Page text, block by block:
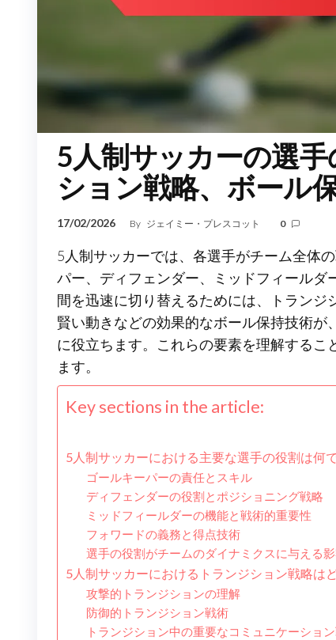
5人制サッカーの選
ション戦略、ボール
17/02/2026 By ジェイミー・プレスコット 0
5人制サッカーでは、各選手がチーム全体
パー、ディフェンダー、ミッドフィール
間を迅速に切り替えるためには、トラン
賢い動きなどの効果的なボール保持技術
に役立ちます。これらの要素を理解する
ます。
Key sections in the article:
5人制サッカーにおける主要な選手の役割は何
ゴールキーパーの責任とスキル
ディフェンダーの役割とポジショニング戦略
ミッドフィールダーの機能と戦術的重要性
フォワードの義務と得点技術
選手の役割がチームのダイナミクスに与える
5人制サッカーにおけるトランジション戦略は
攻撃的トランジションの理解
防御的トランジション戦術
トランジション中の重要なコミュニケーショ